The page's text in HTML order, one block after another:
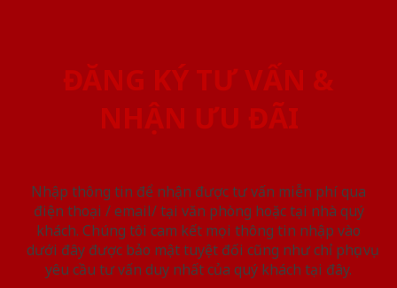
ĐĂNG KÝ TƯ VẤN &
NHẬN ƯU ĐÃI
Nhập thông tin để nhận được tư vấn miễn phí qua
điện thoại / email/ tại văn phòng hoặc tại nhà quý
khách. Chúng tôi cam kết mọi thông tin nhập vào
dưới đây được bảo mật tuyệt đối cũng như chỉ phục vụ
yêu cầu tư vấn duy nhất của quý khách tại đây.